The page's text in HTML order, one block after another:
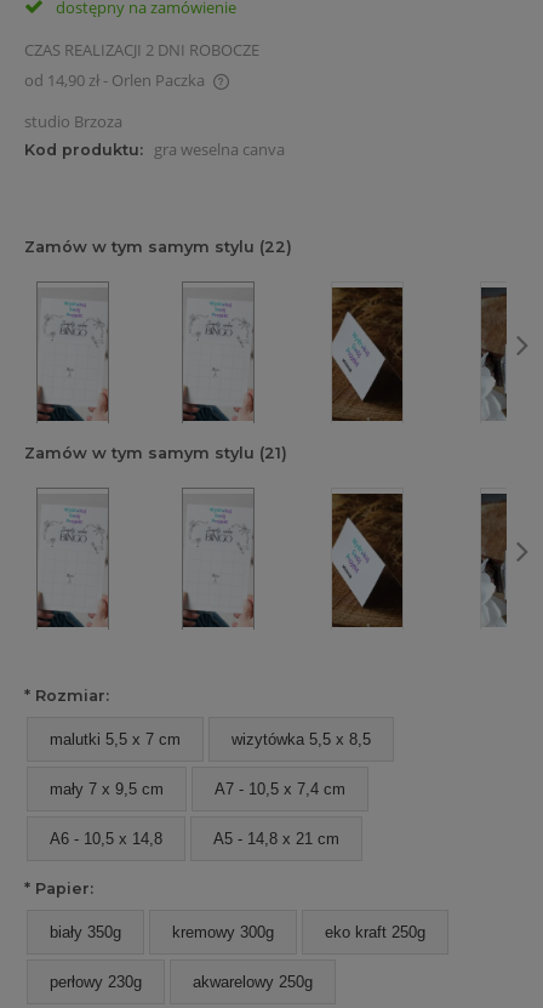
dostępny na zamówienie
CZAS REALIZACJI 2 DNI ROBOCZE
od 14,90 zł- Orlen Paczka
Cena nie zawiera ewentualnych kosztów płatności
studio Brzoza
Kod produktu: gra weselna canva
Zamów w tym samym stylu (22)
Zamów w tym samym stylu (21)
* Rozmiar:
malutki 5,5 x 7 cm wizytówka 5,5 x 8,5
mały 7 x 9,5 cm A7 - 10,5 x 7,4 cm
A6 - 10,5 x 14,8 A5 - 14,8 x 21 cm
* Papier:
biały 350g kremowy 300g eko kraft 250g
perłowy 230g akwarelowy 250g